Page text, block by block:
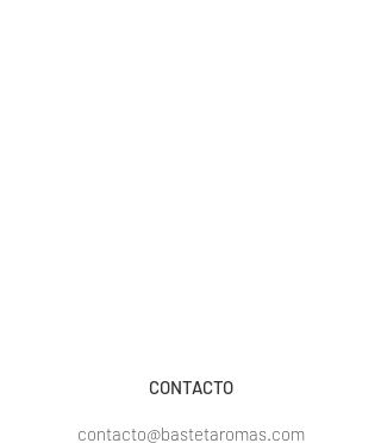
contacto@bastetaromas.com
CONTACTO